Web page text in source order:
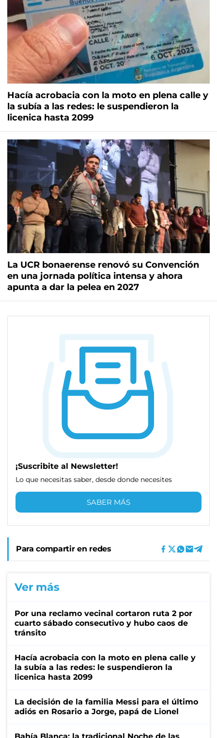
Hacía acrobacia con la moto en plena calle y
la subía a las redes: le suspendieron la
licenica hasta 2099
La UCR bonaerense renovó su Convención
en una jornada política intensa y ahora
apunta a dar la pelea en 2027
¡Suscribite al Newsletter!
Lo que necesitas saber, desde donde necesites
SABER MÁS
Para compartir en redes
Ver más
Por una reclamo vecinal cortaron ruta 2 por
cuarto sábado consecutivo y hubo caos de
tránsito
Hacía acrobacia con la moto en plena calle y
la subía a las redes: le suspendieron la
licenica hasta 2099
La decisión de la familia Messi para el último
adiós en Rosario a Jorge, papá de Lionel